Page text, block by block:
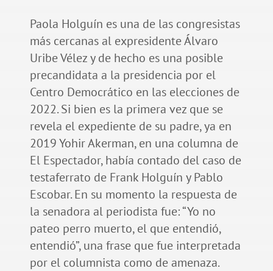
Paola Holguín es una de las congresistas
más cercanas al expresidente Álvaro
Uribe Vélez y de hecho es una posible
precandidata a la presidencia por el
Centro Democrático en las elecciones de
2022. Si bien es la primera vez que se
revela el expediente de su padre, ya en
2019 Yohir Akerman, en una columna de
El Espectador, había contado del caso de
testaferrato de Frank Holguín y Pablo
Escobar. En su momento la respuesta de
la senadora al periodista fue: “Yo no
pateo perro muerto, el que entendió,
entendió”, una frase que fue interpretada
por el columnista como de amenaza.